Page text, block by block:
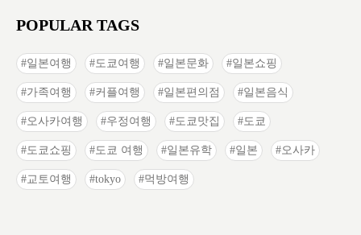
POPULAR TAGS
일본여행 도쿄여행 일본문화 일본쇼핑
가족여행 커플여행 일본편의점 일본음식
오사카여행 우정여행 도쿄맛집 도쿄
도쿄쇼핑 도쿄 여행 일본유학 일본 오사카
교토여행 tokyo 먹방여행